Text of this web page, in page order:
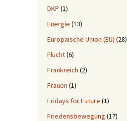
DKP (1)
Energie (13)
Europäische Union (EU) (28)
Flucht(6)
Frankreich (2)
Frauen (1)
Fridays for Future (1)
Friedensbewegung (17)